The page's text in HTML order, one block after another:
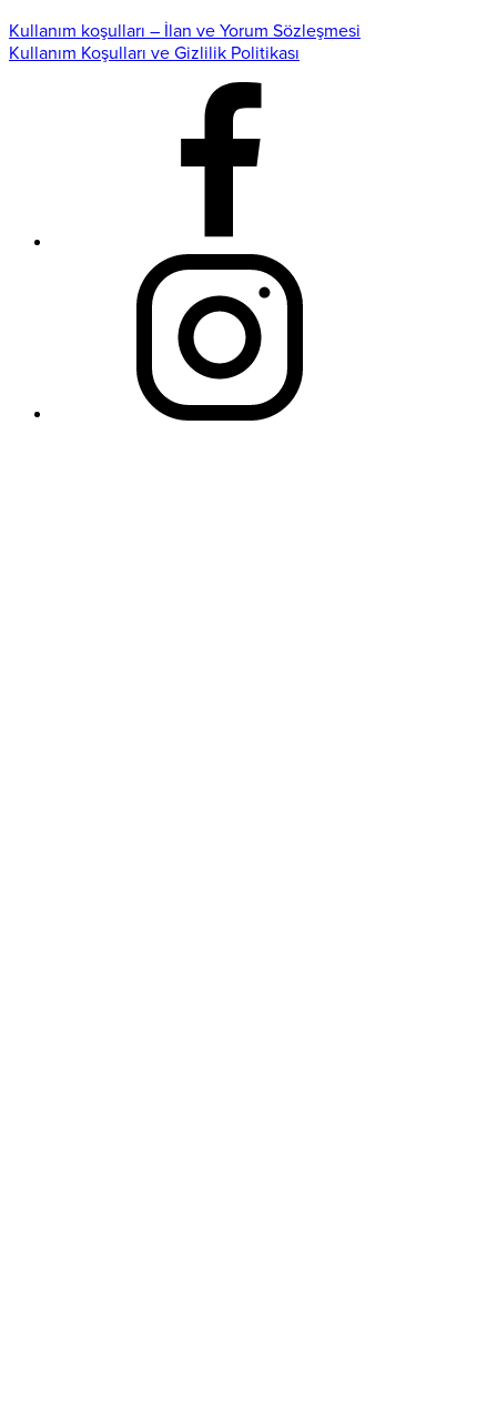
Kullanım koşulları – İlan ve Yorum Sözleşmesi
Kullanım Koşulları ve Gizlilik Politikası